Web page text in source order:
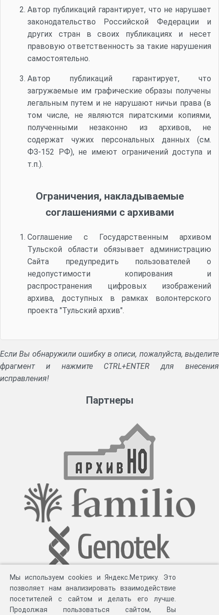
Автор публикаций гарантирует, что не нарушает
законодательство Российской Федерации и
других стран в своих публикациях и несет
правовую ответственность за такие нарушения
самостоятельно.
Автор публикаций гарантирует, что
загружаемые им графические образы получены
легальным путем и не нарушают ничьи права (в
том числе, не являются пиратскими копиями,
полученными незаконно из архивов, не
содержат чужих персональных данных (см.
ФЗ-152 РФ), не имеют ограничений доступа и
т.п.).
Ограничения, накладываемые
соглашениями с архивами
Соглашение с Государственным архивом
Тульской области обязывает администрацию
Сайта предупредить пользователей о
недопустимости копирования и
распространения цифровых изображений
архива, доступных в рамках волонтерского
проекта "Тульский архив".
Если Вы обнаружили ошибку в описи, пожалуйста, выделите
фрагмент и нажмите CTRL+ENTER для внесения
исправления!
Партнеры
Мы используем cookies и Яндекс.Метрику. Это
позволяет нам анализировать взаимодействие
посетителей с сайтом и делать его лучше.
Продолжая пользоваться сайтом, Вы